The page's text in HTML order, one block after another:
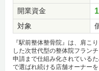
開業資金
対象
『駅前整体整骨院』は、肩こ
した次世代型の整体院フラン
申請まで仕組み化されている
で選ばれ続ける店舗オーナーを